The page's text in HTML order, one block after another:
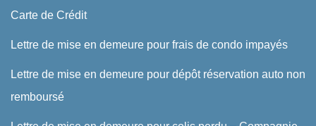
Carte de Crédit
Lettre de mise en demeure pour frais de condo impayés
Lettre de mise en demeure pour dépôt réservation auto non
remboursé